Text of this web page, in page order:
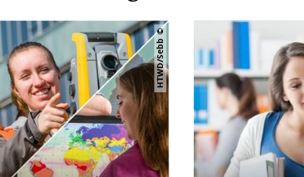
HTWD/Sebb